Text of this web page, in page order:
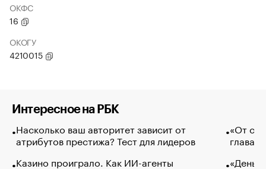
ОКФС
16
ОКОГУ
4210015
Интересное на РБК
Насколько ваш авторитет зависит от
атрибутов престижа? Тест для лидеров
Казино проиграло. Как ИИ-агенты
«От
глава